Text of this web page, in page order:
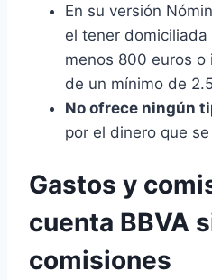
En su versión
el tener
menos 800 euros o
de un mínimo de
No ofrece ningún
por el dinero que
Gastos y
cuenta BBVA
comisiones